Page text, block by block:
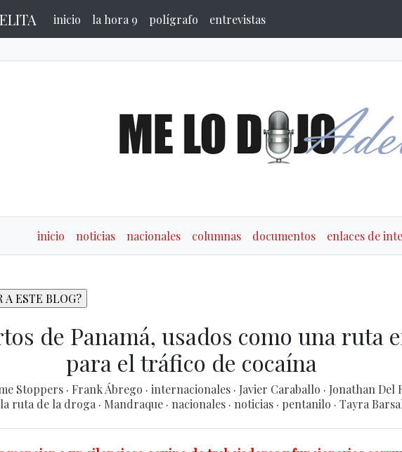
inicio la hora 9 polígrafo entrevistas
inicio noticias nacionales columnas documentos enlaces de
de Panamá, usados como una ruta
para el tráfico de cocaína
Stoppers · Frank Ábrego · internacionales · Javier Caraballo · Jonathan Del
la ruta de la droga · Mandraque · nacionales · noticias · pentanilo · Tayra